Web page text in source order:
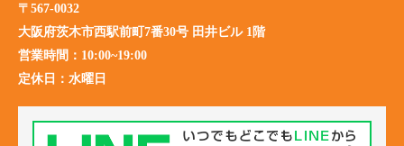
〒567-0032
大阪府茨木市西駅前町7番30号 田井ビル 1階
営業時間： 10:00~19:00
定休日： 水曜日